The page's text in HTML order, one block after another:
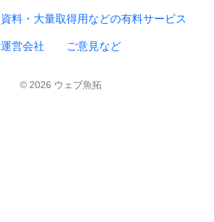
資料・大量取得用などの有料サービス
運営会社 ご意見など
© 2026 ウェブ魚拓